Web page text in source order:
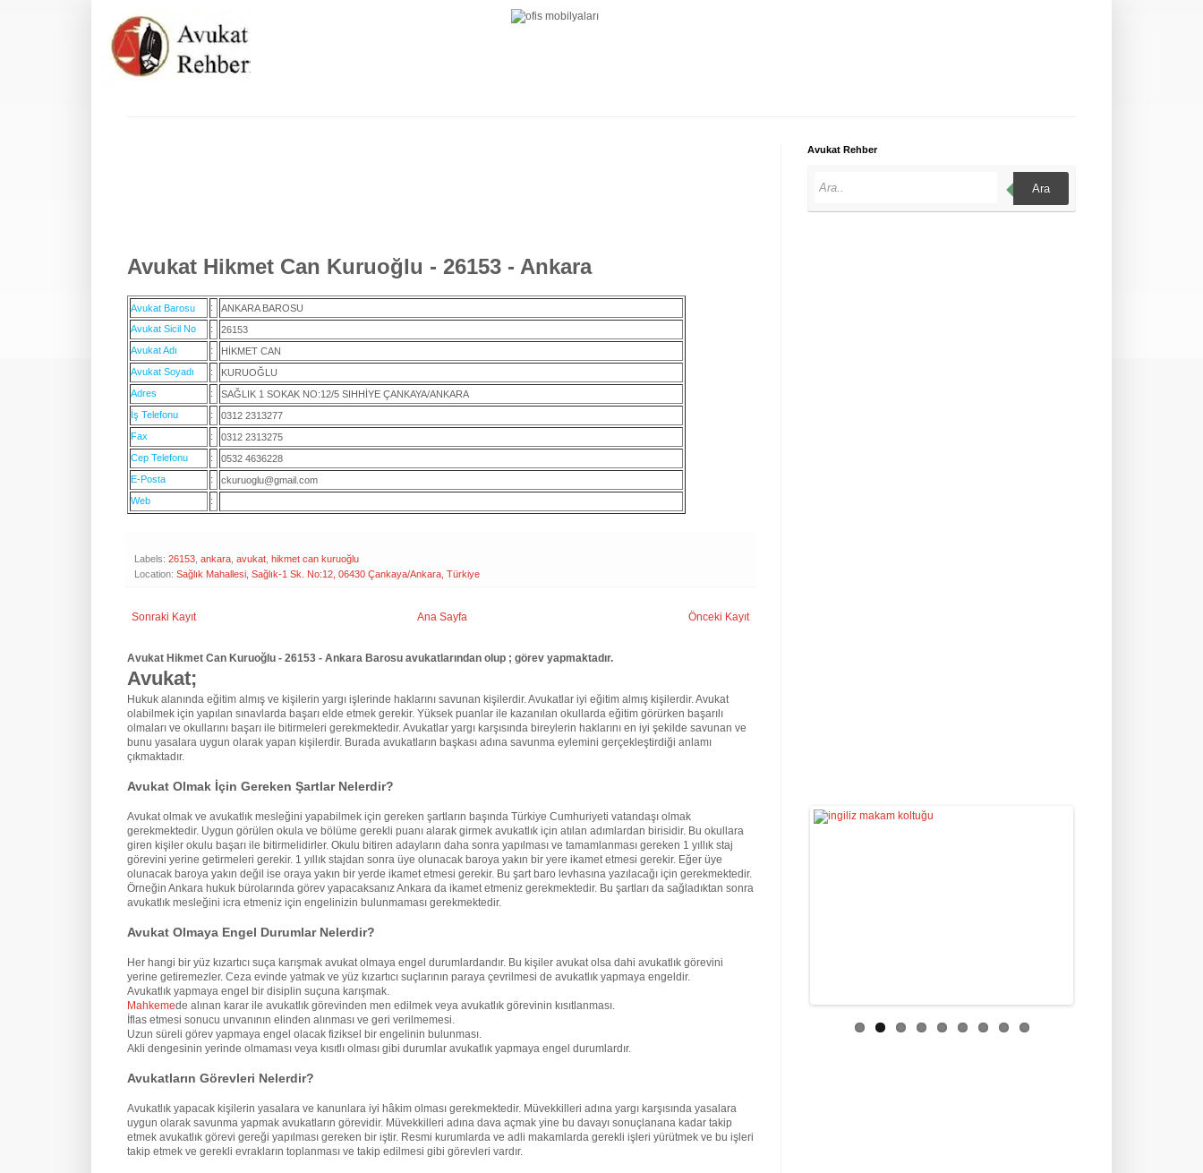
Avukat Hikmet Can Kuruoğlu - 26153 - Ankara
Avukat Barosu :
ANKARA BAROSU
Avukat Sicil No
:
26153
Avukat Adı
:
HİKMET CAN
Avukat Soyadı
:
KURUOĞLU
Adres
:
SAĞLIK 1 SOKAK NO:12/5 SIHHİYE ÇANKAYA/ANKARA
İş Telefonu
:
0312 2313277
Fax
:
0312 2313275
Cep Telefonu
:
0532 4636228
E-Posta
:
ckuruoglu@gmail.com
Web
:
Labels: 26153 ankara avukat hikmet can kuruoğlu
Location: Sağlık Mahallesi, Sağlık-1 Sk. No:12, 06430 Çankaya/Ankara, Türkiye
Sonraki Kayıt Önceki Kayıt
Ana Sayfa
Avukat Hikmet Can Kuruoğlu - 26153 - Ankara Barosu avukatlarından olup ; görev yapmaktadır.
Avukat;
Hukuk alanında eğitim almış ve kişilerin yargı işlerinde haklarını savunan kişilerdir. Avukatlar iyi eğitim almış kişilerdir. Avukat
olabilmek için yapılan sınavlarda başarı elde etmek gerekir. Yüksek puanlar ile kazanılan okullarda eğitim görürken başarılı
olmaları ve okullarını başarı ile bitirmeleri gerekmektedir. Avukatlar yargı karşısında bireylerin haklarını en iyi şekilde savunan ve
bunu yasalara uygun olarak yapan kişilerdir. Burada avukatların başkası adına savunma eylemini gerçekleştirdiği anlamı
çıkmaktadır.
Avukat Olmak İçin Gereken Şartlar Nelerdir?
Avukat olmak ve avukatlık mesleğini yapabilmek için gereken şartların başında Türkiye Cumhuriyeti vatandaşı olmak
gerekmektedir. Uygun görülen okula ve bölüme gerekli puanı alarak girmek avukatlık için atılan adımlardan birisidir. Bu okullara
giren kişiler okulu başarı ile bitirmelidirler. Okulu bitiren adayların daha sonra yapılması ve tamamlanması gereken 1 yıllık staj
görevini yerine getirmeleri gerekir. 1 yıllık stajdan sonra üye olunacak baroya yakın bir yere ikamet etmesi gerekir. Eğer üye
olunacak baroya yakın değil ise oraya yakın bir yerde ikamet etmesi gerekir. Bu şart baro levhasına yazılacağı için gerekmektedir.
Örneğin Ankara hukuk bürolarında görev yapacaksanız Ankara da ikamet etmeniz gerekmektedir. Bu şartları da sağladıktan sonra
avukatlık mesleğini icra etmeniz için engelinizin bulunmaması gerekmektedir.
Avukat Olmaya Engel Durumlar Nelerdir?
Her hangi bir yüz kızartıcı suça karışmak avukat olmaya engel durumlardandır. Bu kişiler avukat olsa dahi avukatlık görevini
yerine getiremezler. Ceza evinde yatmak ve yüz kızartıcı suçlarının paraya çevrilmesi de avukatlık yapmaya engeldir.
Avukatlık yapmaya engel bir disiplin suçuna karışmak.
Mahkemede alınan karar ile avukatlık görevinden men edilmek veya avukatlık görevinin kısıtlanması.
İflas etmesi sonucu unvanının elinden alınması ve geri verilmemesi.
Uzun süreli görev yapmaya engel olacak fiziksel bir engelinin bulunması.
Akli dengesinin yerinde olmaması veya kısıtlı olması gibi durumlar avukatlık yapmaya engel durumlardır.
Avukatların Görevleri Nelerdir?
Avukatlık yapacak kişilerin yasalara ve kanunlara iyi hâkim olması gerekmektedir. Müvekkilleri adına yargı karşısında yasalara
uygun olarak savunma yapmak avukatların görevidir. Müvekkilleri adına dava açmak yine bu davayı sonuçlanana kadar takip
etmek avukatlık görevi gereği yapılması gereken bir iştir. Resmi kurumlarda ve adli makamlarda gerekli işleri yürütmek ve bu işleri
takip etmek ve gerekli evrakların toplanması ve takip edilmesi gibi görevleri vardır.
Avukat Rehber
Ara